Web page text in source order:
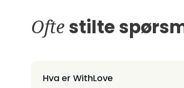
Ofte stilte
Hva er WithLove